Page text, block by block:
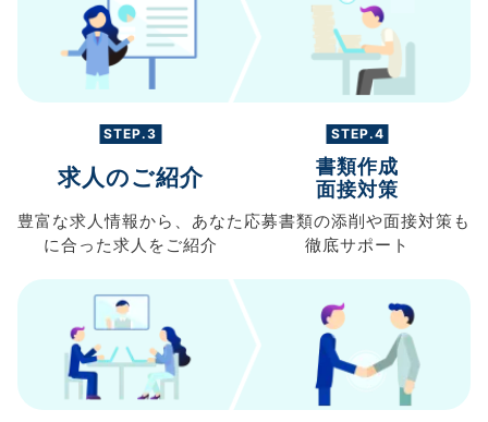
STEP.3
求人のご紹介
豊富な求人情報から、 あなた
に合った求人を ご紹介
STEP.4
書類作成
面接対策
応募書類の添削や面接対策も
徹底サポート